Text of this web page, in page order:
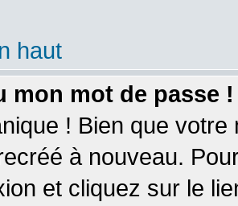
haut
mon mot de passe !
! Bien que
à nouveau.
et cliquez sur le